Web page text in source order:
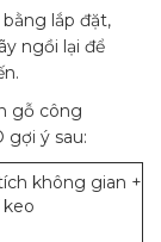
lắp đặt,
ngồi lại để
gỗ công
gợi ý sau:
không gian +
keo